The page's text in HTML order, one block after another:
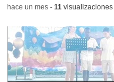
-hace un mes- 11 visualizaciones